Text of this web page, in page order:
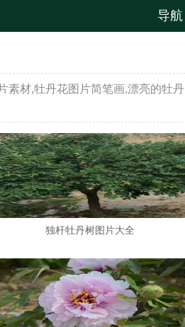
导航
素材,牡丹花图片简笔画,漂亮的牡丹
独杆牡丹树图片大全